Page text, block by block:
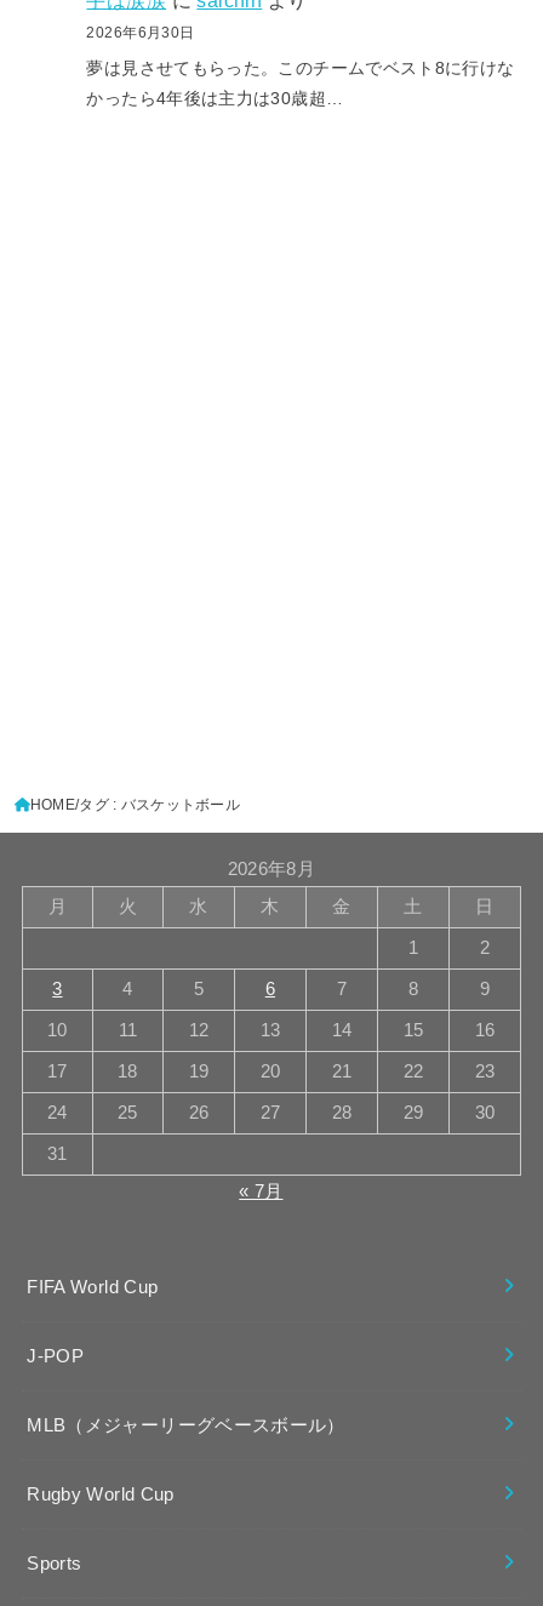
2026年6月30日
夢は見させてもらった。このチームでベスト8に行けな
かったら4年後は主力は30歳超…
HOME タグ : バスケットボール
2026年8月
月
火 水 木 金 土 日
1 2
3 4 5 6 7 8 9
10 11 12 13 14 15 16
17 18 19 20 21 22 23
24 25 26 27 28 29 30
31
« 7月
FIFA World Cup
J-POP
MLB（メジャーリーグベースボール）
Rugby World Cup
Sports